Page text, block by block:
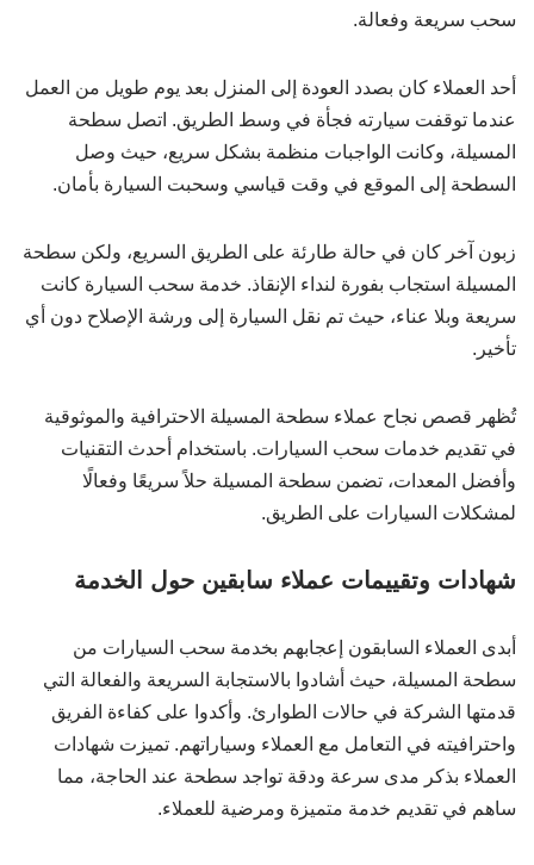
سحب سريعة وفعالة.
أحد العملاء كان بصدد العودة إلى المنزل بعد يوم طويل من العمل
عندما توقفت سيارته فجأة في وسط الطريق. اتصل سطحة
المسيلة، وكانت الواجبات منظمة بشكل سريع، حيث وصل
السطحة إلى الموقع في وقت قياسي وسحبت السيارة بأمان.
زبون آخر كان في حالة طارئة على الطريق السريع، ولكن سطحة
المسيلة استجاب بفورة لنداء الإنقاذ. خدمة سحب السيارة كانت
سريعة وبلا عناء، حيث تم نقل السيارة إلى ورشة الإصلاح دون أي
تأخير.
تُظهر قصص نجاح عملاء سطحة المسيلة الاحترافية والموثوقية
في تقديم خدمات سحب السيارات. باستخدام أحدث التقنيات
وأفضل المعدات، تضمن سطحة المسيلة حلاً سريعًا وفعالًا
لمشكلات السيارات على الطريق.
شهادات وتقييمات عملاء سابقين حول الخدمة
أبدى العملاء السابقون إعجابهم بخدمة سحب السيارات من
سطحة المسيلة، حيث أشادوا بالاستجابة السريعة والفعالة التي
قدمتها الشركة في حالات الطوارئ. وأكدوا على كفاءة الفريق
واحترافيته في التعامل مع العملاء وسياراتهم. تميزت شهادات
العملاء بذكر مدى سرعة ودقة تواجد سطحة عند الحاجة، مما
ساهم في تقديم خدمة متميزة ومرضية للعملاء.